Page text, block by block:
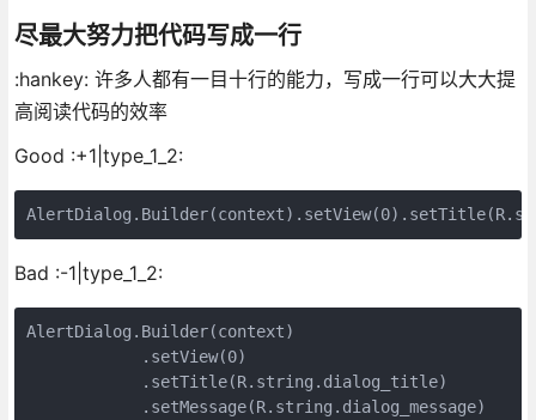
尽最大努力把代码写成一行
:hankey: 许多人都有一目十行的能力，写成一行可以大大提
高阅读代码的效率
Good :+1|type_1_2:
Bad :-1|type_1_2:
AlertDialog.Builder(context)
            .setView(0)
            .setTitle(R.string.dialog_title)
            .setMessage(R.string.dialog_message)